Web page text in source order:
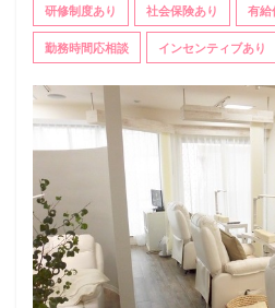
研修制度あり 社会保険あり 有給
勤務時間応相談 インセンティブあり